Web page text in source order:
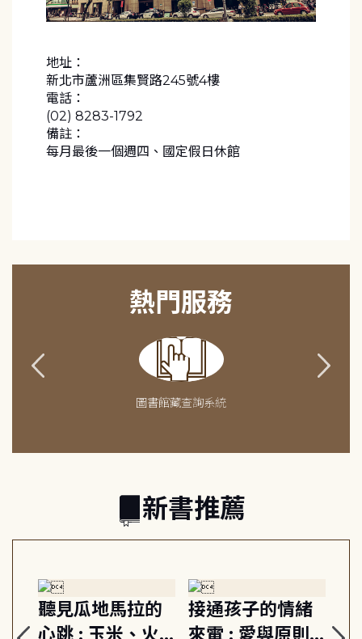
地址：
新北市蘆洲區集賢路245號4樓
電話：
(02) 8283-1792
備註：
每月最後一個週四、國定假日休館
熱門服務
圖書館藏查詢系統
新書推薦
聽見瓜地馬拉的
心跳 : 玉米、火
接通孩子的情緒
來電 : 愛與原則,
關